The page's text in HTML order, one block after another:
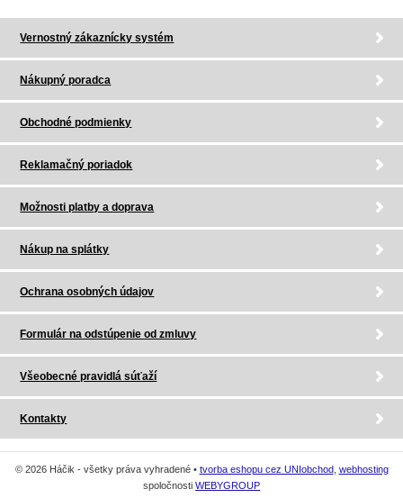
Vernostný zákaznícky systém
Nákupný poradca
Obchodné podmienky
Reklamačný poriadok
Možnosti platby a doprava
Nákup na splátky
Ochrana osobných údajov
Formulár na odstúpenie od zmluvy
Všeobecné pravidlá súťaží
Kontakty
© 2026 Háčik - všetky práva vyhradené • tvorba eshopu cez UNIobchod, webhosting
spoločnosti WEBYGROUP